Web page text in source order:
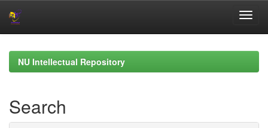
navigationNU Intellectual Repository
Search